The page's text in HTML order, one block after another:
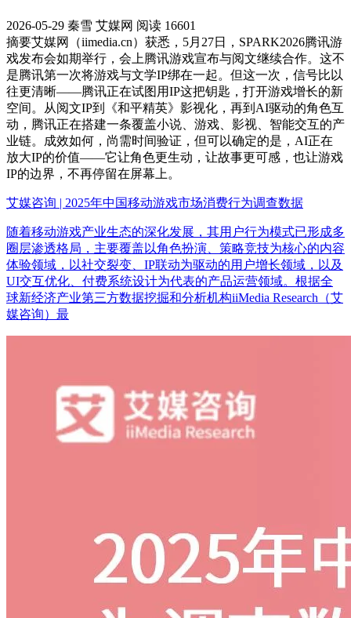
2026-05-29 秦雪 艾媒网 阅读 16601
摘要艾媒网（iimedia.cn）获悉，5月27日，SPARK2026腾讯游
戏发布会如期举行，会上腾讯游戏宣布与阅文继续合作。这不
是腾讯第一次将游戏与文学IP绑在一起。但这一次，信号比以
往更清晰——腾讯正在试图用IP这把钥匙，打开游戏增长的新
空间。从阅文IP到《和平精英》影视化，再到AI驱动的角色互
动，腾讯正在搭建一条覆盖小说、游戏、影视、智能交互的产
业链。成效如何，尚需时间验证，但可以确定的是，AI正在
放大IP的价值——它让角色更生动，让故事更可感，也让游戏
IP的边界，不再停留在屏幕上。
艾媒咨询 | 2025年中国移动游戏市场消费行为调查数据
随着移动游戏产业生态的深化发展，其用户行为模式已形成多
圈层渗透格局，主要覆盖以角色扮演、策略竞技为核心的内容
体验领域，以社交裂变、IP联动为驱动的用户增长领域，以及
UI交互优化、付费系统设计为代表的产品运营领域。根据全
球新经济产业第三方数据挖掘和分析机构iiMedia Research（艾
媒咨询）最